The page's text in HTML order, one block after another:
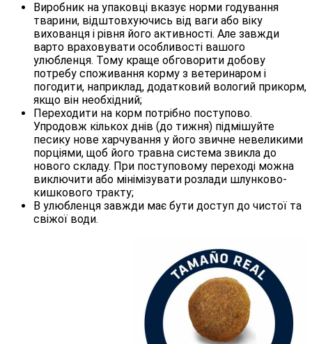
Виробник на упаковці вказує норми годування
тварини, відштовхуючись від ваги або віку
вихованця і рівня його активності. Але завжди
варто враховувати особливості вашого
улюбленця. Тому краще обговорити добову
потребу споживання корму з ветеринаром і
погодити, наприклад, додатковий вологий прикорм,
якщо він необхідний;
Переходити на корм потрібно поступово.
Упродовж кількох днів (до тижня) підмішуйте
песику нове харчування у його звичне невеликими
порціями, щоб його травна система звикла до
нового складу. При поступовому переході можна
виключити або мінімізувати розлади шлунково-
кишкового тракту;
В улюбленця завжди має бути доступ до чистої та
свіжої води.